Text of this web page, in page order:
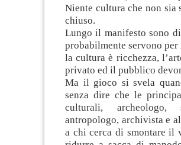
Niente cultura che non
chiuso.
Lungo il manifesto sono
probabilmente servono
la cultura è ricchezza,
privato ed il pubblico
Ma il gioco si svela
senza dire che le
culturali, archeologo,
antropologo, archivista e
a chi cerca di smontare